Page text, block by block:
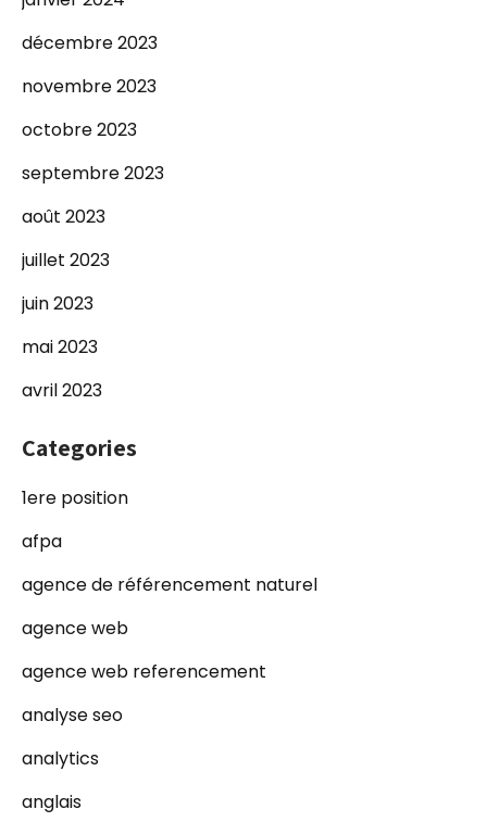
décembre 2023
novembre 2023
octobre 2023
septembre 2023
août 2023
juillet 2023
juin 2023
mai 2023
avril 2023
Categories
1ere position
afpa
agence de référencement naturel
agence web
agence web referencement
analyse seo
analytics
anglais